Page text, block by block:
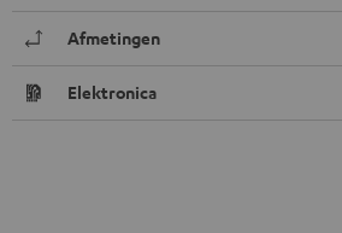
Afmetingen
Elektronica